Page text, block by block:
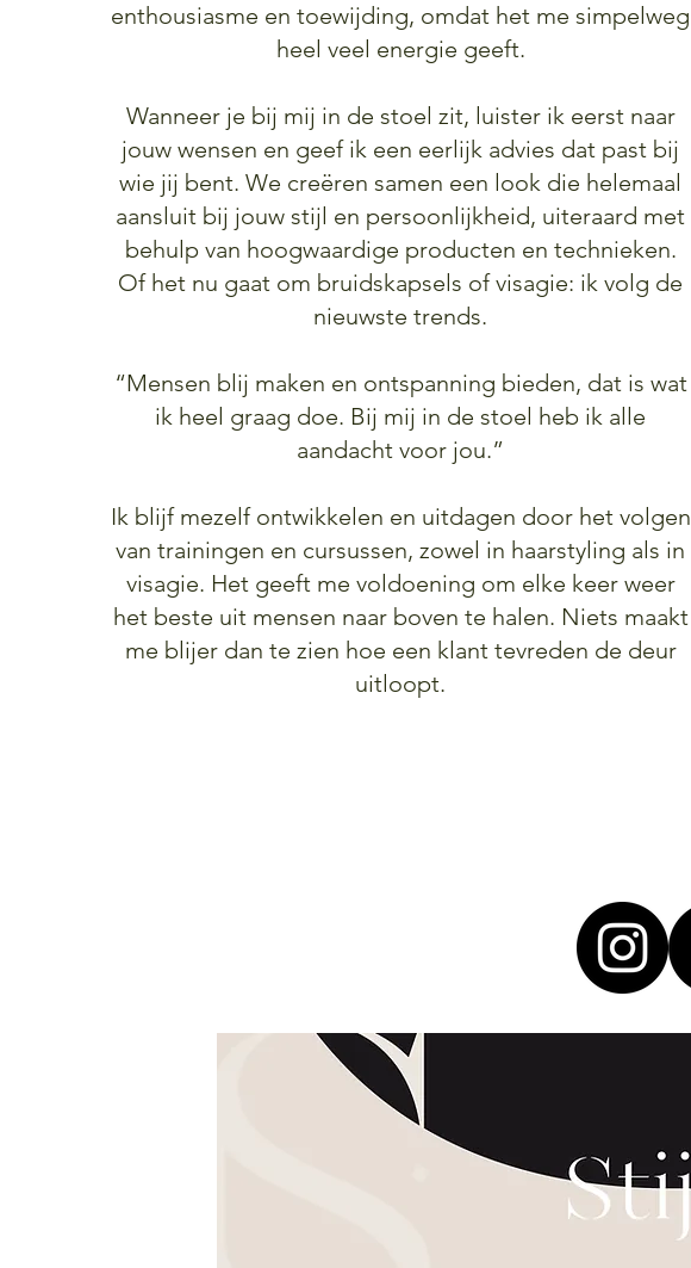
enthousiasme en toewijding, omdat het me simpelweg
heel veel energie geeft.
Wanneer je bij mij in de stoel zit, luister ik eerst naar
jouw wensen en geef ik een eerlijk advies dat past bij
wie jij bent. We creëren samen een look die helemaal
aansluit bij jouw stijl en persoonlijkheid, uiteraard met
behulp van hoogwaardige producten en technieken.
Of het nu gaat om bruidskapsels of visagie: ik volg de
nieuwste trends.
“Mensen blij maken en ontspanning bieden, dat is wat
ik heel graag doe. Bij mij in de stoel heb ik alle
aandacht voor jou.”
Ik blijf mezelf ontwikkelen en uitdagen door het volgen
van trainingen en cursussen, zowel in haarstyling als in
visagie. Het geeft me voldoening om elke keer weer
het beste uit mensen naar boven te halen. Niets maakt
me blijer dan te zien hoe een klant tevreden de deur
uitloopt.